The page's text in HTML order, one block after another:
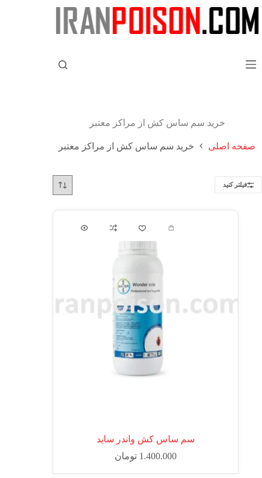
خرید سم ساس کش از مراکز معتبر
صفحه اصلی خرید سم ساس کش از مراکز معتبر
فیلتر کنید
سم ساس کش واندر ساید
1.400.000 تومان